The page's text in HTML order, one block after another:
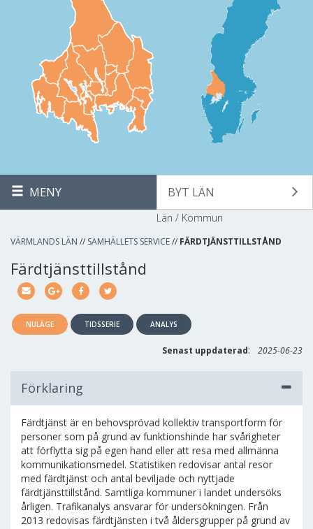
MENY BYT LÄN
Län / Kommun
VÄRMLANDS LÄN // SAMHÄLLETS SERVICE// FÄRDTJÄNSTTILLSTÅND
Färdtjänsttillstånd
NULÄGE TIDSSERIE ANALYS
Senast uppdaterad: 2025-06-23
Förklaring
Färdtjänst är en behovsprövad kollektiv transportform för
personer som på grund av funktionshinde har svårigheter
att förflytta sig på egen hand eller att resa med allmänna
kommunikationsmedel. Statistiken redovisar antal resor
med färdtjänst och antal beviljade och nyttjade
färdtjänsttillstånd. Samtliga kommuner i landet undersöks
årligen. Trafikanalys ansvarar för undersökningen. Från
2013 redovisas färdtjänsten i två åldersgrupper på grund av